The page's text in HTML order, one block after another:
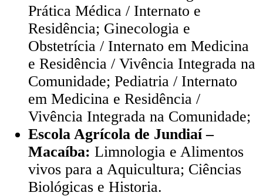
Prática Médica / Internato e
Residência; Ginecologia e
Obstetrícia / Internato em Medicina
e Residência / Vivência Integrada na
Comunidade; Pediatria / Internato
em Medicina e Residência /
Vivência Integrada na Comunidade;
Escola Agrícola de Jundiaí –
Macaíba: Limnologia e Alimentos
vivos para a Aquicultura; Ciências
Biológicas e Historia.